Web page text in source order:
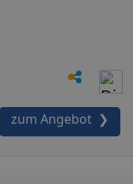
zum Angebot ❯